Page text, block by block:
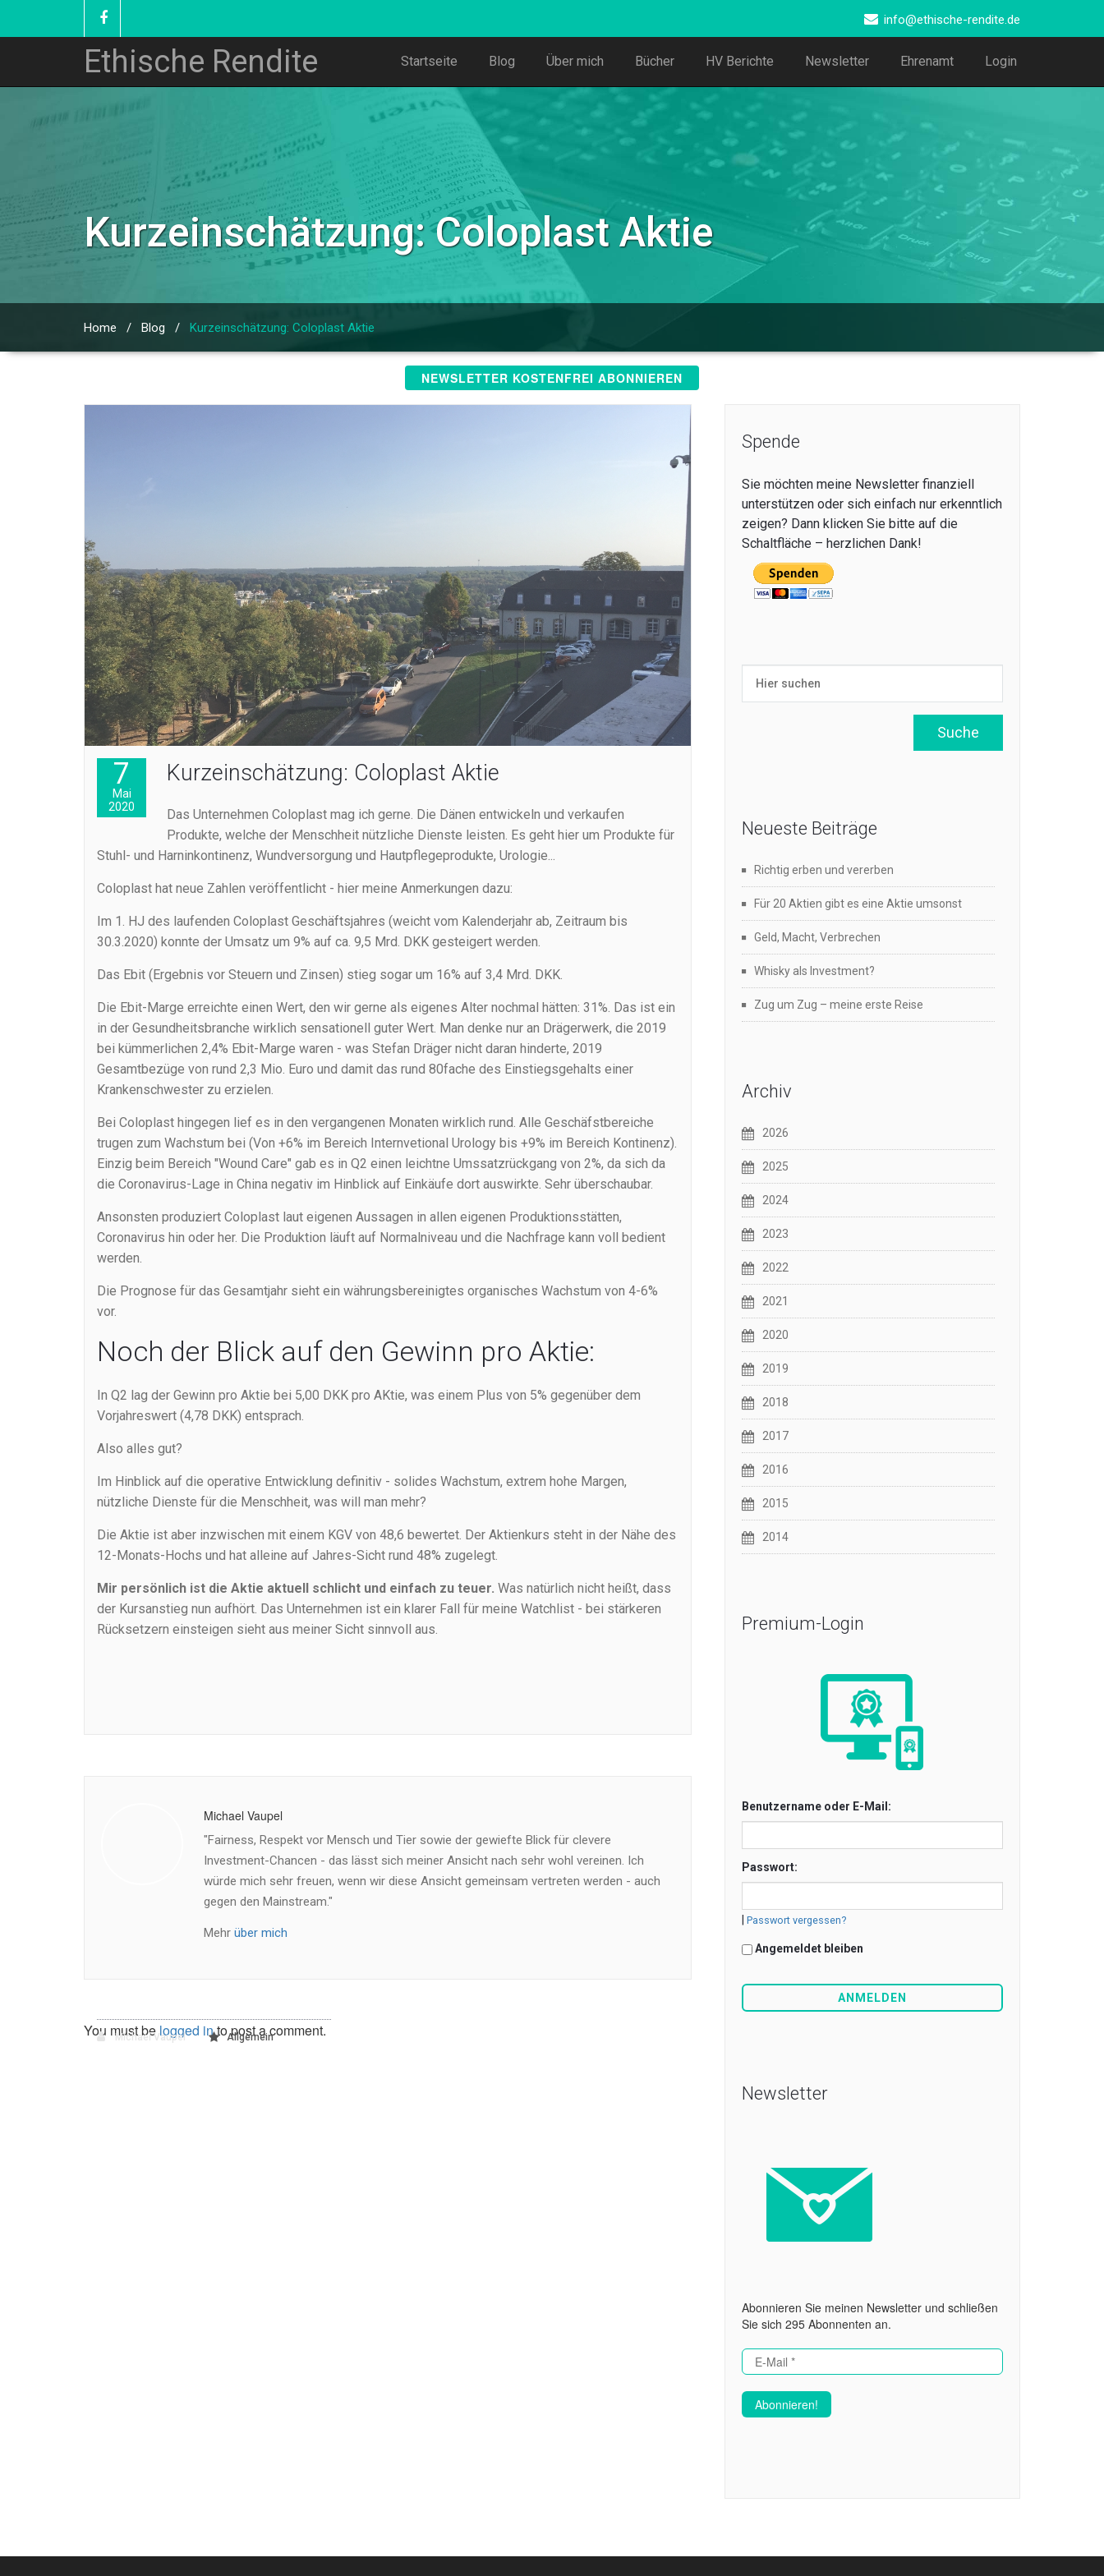
info@ethische-rendite.de
Ethische Rendite Startseite Blog Über mich Bücher HV Berichte Newsletter Ehrenamt Login
Kurzeinschätzung: Coloplast Aktie
Home / Blog / Kurzeinschätzung: Coloplast Aktie
NEWSLETTER KOSTENFREI ABONNIEREN
7
Mai
2020
Kurzeinschätzung: Coloplast Aktie
Das Unternehmen Coloplast mag ich gerne. Die Dänen entwickeln und verkaufen
Produkte, welche der Menschheit nützliche Dienste leisten. Es geht hier um Produkte für
Stuhl- und Harninkontinenz, Wundversorgung und Hautpflegeprodukte, Urologie...
Coloplast hat neue Zahlen veröffentlicht - hier meine Anmerkungen dazu:
Im 1. HJ des laufenden Coloplast Geschäftsjahres (weicht vom Kalenderjahr ab, Zeitraum bis
30.3.2020) konnte der Umsatz um 9% auf ca. 9,5 Mrd. DKK gesteigert werden.
Das Ebit (Ergebnis vor Steuern und Zinsen) stieg sogar um 16% auf 3,4 Mrd. DKK.
Die Ebit-Marge erreichte einen Wert, den wir gerne als eigenes Alter nochmal hätten: 31%. Das ist ein
in der Gesundheitsbranche wirklich sensationell guter Wert. Man denke nur an Drägerwerk, die 2019
bei kümmerlichen 2,4% Ebit-Marge waren - was Stefan Dräger nicht daran hinderte, 2019
Gesamtbezüge von rund 2,3 Mio. Euro und damit das rund 80fache des Einstiegsgehalts einer
Krankenschwester zu erzielen.
Bei Coloplast hingegen lief es in den vergangenen Monaten wirklich rund. Alle Geschäfstbereiche
trugen zum Wachstum bei (Von +6% im Bereich Internvetional Urology bis +9% im Bereich Kontinenz).
Einzig beim Bereich "Wound Care" gab es in Q2 einen leichtne Umssatzrückgang von 2%, da sich da
die Coronavirus-Lage in China negativ im Hinblick auf Einkäufe dort auswirkte. Sehr überschaubar.
Ansonsten produziert Coloplast laut eigenen Aussagen in allen eigenen Produktionsstätten,
Coronavirus hin oder her. Die Produktion läuft auf Normalniveau und die Nachfrage kann voll bedient
werden.
Die Prognose für das Gesamtjahr sieht ein währungsbereinigtes organisches Wachstum von 4-6%
vor.
Noch der Blick auf den Gewinn pro Aktie:
In Q2 lag der Gewinn pro Aktie bei 5,00 DKK pro AKtie, was einem Plus von 5% gegenüber dem
Vorjahreswert (4,78 DKK) entsprach.
Also alles gut?
Im Hinblick auf die operative Entwicklung definitiv - solides Wachstum, extrem hohe Margen,
nützliche Dienste für die Menschheit, was will man mehr?
Die Aktie ist aber inzwischen mit einem KGV von 48,6 bewertet. Der Aktienkurs steht in der Nähe des
12-Monats-Hochs und hat alleine auf Jahres-Sicht rund 48% zugelegt.
Mir persönlich ist die Aktie aktuell schlicht und einfach zu teuer. Was natürlich nicht heißt, dass
der Kursanstieg nun aufhört. Das Unternehmen ist ein klarer Fall für meine Watchlist - bei stärkeren
Rücksetzern einsteigen sieht aus meiner Sicht sinnvoll aus.
Michael Vaupel Allgemein
Michael Vaupel
"Fairness, Respekt vor Mensch und Tier sowie der gewiefte Blick für clevere
Investment-Chancen - das lässt sich meiner Ansicht nach sehr wohl vereinen. Ich
würde mich sehr freuen, wenn wir diese Ansicht gemeinsam vertreten werden - auch
gegen den Mainstream."
Mehr über mich
You must belogged into post a comment.
Spende
Sie möchten meine Newsletter finanziell
unterstützen oder sich einfach nur erkenntlich
zeigen? Dann klicken Sie bitte auf die
Schaltfläche – herzlichen Dank!
Neueste Beiträge
Richtig erben und vererben
Für 20 Aktien gibt es eine Aktie umsonst
Geld, Macht, Verbrechen
Whisky als Investment?
Zug um Zug – meine erste Reise
Archiv
2026
2025
2024
2023
2022
2021
2020
2019
2018
2017
2016
2015
2014
Premium-Login
Benutzername oder E-Mail:
Passwort:
Passwort vergessen?
Angemeldet bleiben
Newsletter
Abonnieren Sie meinen Newsletter und schließen
Sie sich 295 Abonnenten an.